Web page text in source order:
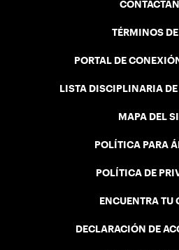
TÉRMINOS
PORTAL DE
LISTA DISCIPLINARIA DE
MAPA DEL
POLÍTICA PARA
POLÍTICA DE
ENCUENTRA TU
DECLARACIÓN DE